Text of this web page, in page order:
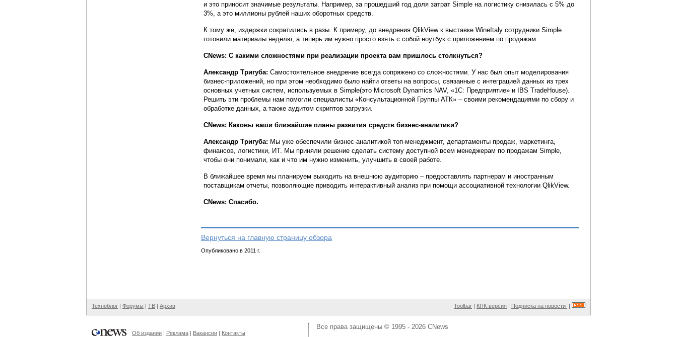
и это приносит значимые результаты. Например, за прошедший год доля затрат Simple на логистику снизилась с 5% до
3%, а это миллионы рублей наших оборотных средств.
К тому же, издержки сократились в разы. К примеру, до внедрения QlikView к выставке WineItaly сотрудники Simple
готовили материалы неделю, а теперь им нужно просто взять с собой ноутбук с приложением по продажам.
CNews: С какими сложностями при реализации проекта вам пришлось столкнуться?
Александр Тригуба: Самостоятельное внедрение всегда сопряжено со сложностями. У нас был опыт моделирования
бизнес-приложений, но при этом необходимо было найти ответы на вопросы, связанные с интеграцией данных из трех
основных учетных систем, используемых в Simple(это Microsoft Dynamics NAV, «1С: Предприятие» и IBS TradeHouse).
Решить эти проблемы нам помогли специалисты «Консультационной Группы АТК» – своими рекомендациями по сбору и
обработке данных, а также аудитом скриптов загрузки.
CNews: Каковы ваши ближайшие планы развития средств бизнес-аналитики?
Александр Тригуба: Мы уже обеспечили бизнес-аналитикой топ-менеджмент, департаменты продаж, маркетинга,
финансов, логистики, ИТ. Мы приняли решение сделать систему доступной всем менеджерам по продажам Simple,
чтобы они понимали, как и что им нужно изменить, улучшить в своей работе.
В ближайшее время мы планируем выходить на внешнюю аудиторию – предоставлять партнерам и иностранным
поставщикам отчеты, позволяющие приводить интерактивный анализ при помощи ассоциативной технологии QlikView.
CNews: Спасибо.
Вернуться на главную страницу обзора
Опубликовано в 2011 г.
Техноблог | Форумы | ТВ | Архив Toolbar | КПК-версия | Подписка на новости |
Об издании | Реклама | Вакансии | Контакты
Все права защищены © 1995 - 2026 CNews